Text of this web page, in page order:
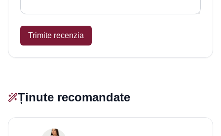
Trimite recenzia
Ținute recomandate